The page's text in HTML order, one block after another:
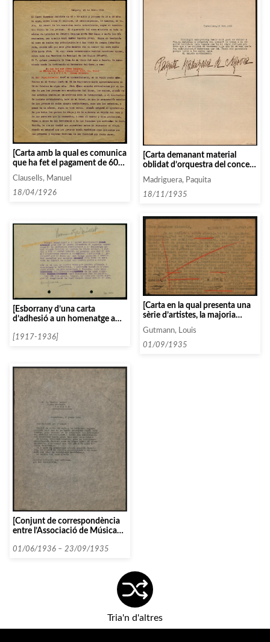
[Carta amb la qual es comunica
que ha fet el pagament de 60
Clausells, Manuel
18/04/1926
[Carta demanant material
oblidat d’orquestra del concert
Madriguera, Paquita
18/11/1935
[Esborrany d’una carta
d’adhesió a un homenatge a
[1917-1936]
[Carta en la qual presenta una
sèrie d’artistes, la majoria
Tournée per Espanya entre el
desembre del 1935 i febrer de
Gutmann, Louis
01/09/1935
[Conjunt de correspondència
entre l’Associació de Música
entitats que comencen amb la
01/06/1936 – 23/09/1935
Tria'n d'altres